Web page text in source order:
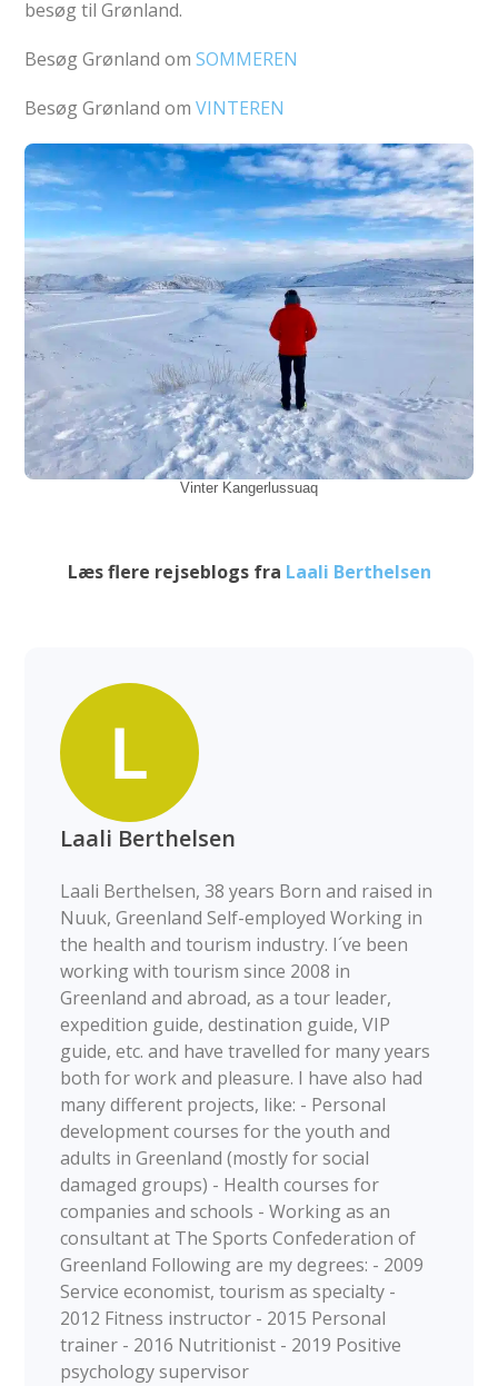
besøg til Grønland.
Besøg Grønland omSOMMEREN
Besøg Grønland omVINTEREN
Vinter Kangerlussuaq
Læs flere rejseblogs fra Laali Berthelsen
Laali Berthelsen
Laali Berthelsen, 38 years Born and raised in
Nuuk, Greenland Self-employed Working in
the health and tourism industry. I´ve been
working with tourism since 2008 in
Greenland and abroad, as a tour leader,
expedition guide, destination guide, VIP
guide, etc. and have travelled for many years
both for work and pleasure. I have also had
many different projects, like: - Personal
development courses for the youth and
adults in Greenland (mostly for social
damaged groups) - Health courses for
companies and schools - Working as an
consultant at The Sports Confederation of
Greenland Following are my degrees: - 2009
Service economist, tourism as specialty -
2012 Fitness instructor - 2015 Personal
trainer - 2016 Nutritionist - 2019 Positive
psychology supervisor